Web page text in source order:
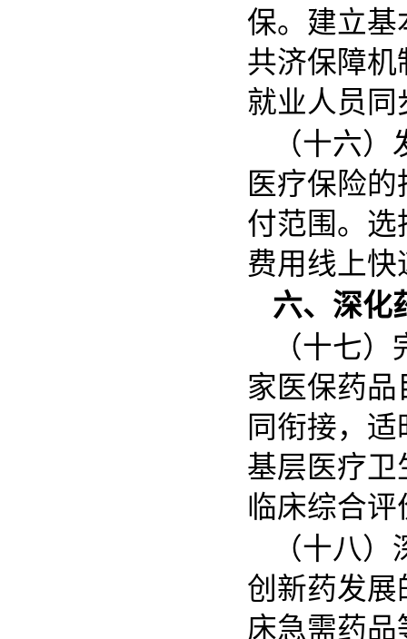
保。建立
共济保障
就业人员
（十六
医疗保险
付范围。
费用线上快
六、深化
（十七
家医保药
同衔接，
基层医疗
临床综合
（十八
创新药发
床急需药